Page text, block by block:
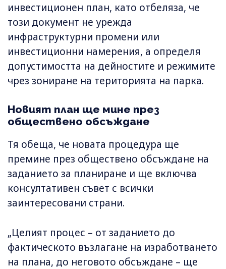
инвестиционен план, като отбеляза, че
този документ не урежда
инфраструктурни промени или
инвестиционни намерения, а определя
допустимостта на дейностите и режимите
чрез зониране на територията на парка.
Новият план ще мине през
обществено обсъждане
Тя обеща, че новата процедура ще
премине през обществено обсъждане на
заданието за планиране и ще включва
консултативен съвет с всички
заинтересовани страни.
„Целият процес – от заданието до
фактическото възлагане на изработването
на плана, до неговото обсъждане – ще